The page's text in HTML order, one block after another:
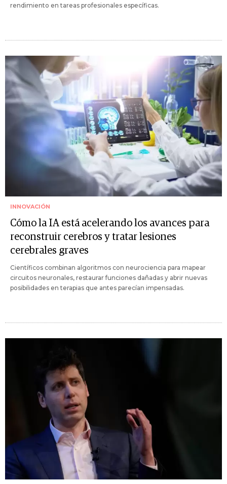
rendimiento en tareas profesionales específicas.
INNOVACIÓN
Cómo la IA está acelerando los avances para
reconstruir cerebros y tratar lesiones
cerebrales graves
Científicos combinan algoritmos con neurociencia para mapear
circuitos neuronales, restaurar funciones dañadas y abrir nuevas
posibilidades en terapias que antes parecían impensadas.